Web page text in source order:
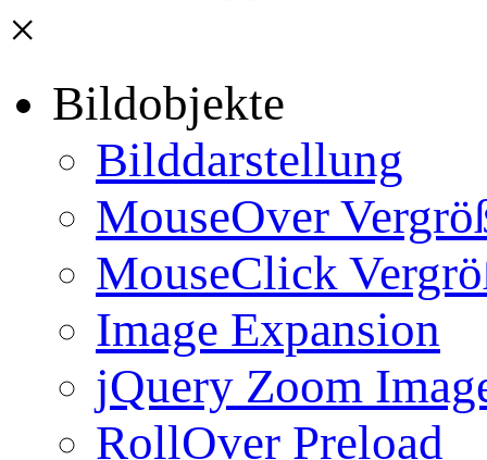
×
Bildobjekte
Bilddarstellung
MouseOver
MouseClick
Image Expansion
jQuery Zoom
RollOver Preload